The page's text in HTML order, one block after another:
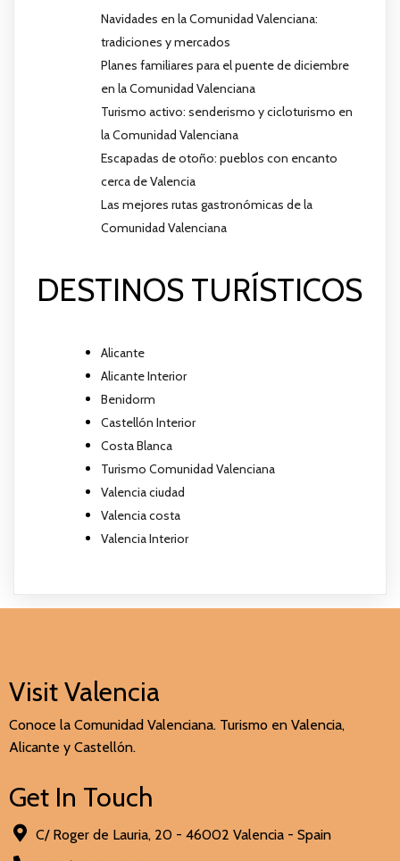
Navidades en la Comunidad Valenciana:
tradiciones y mercados
Planes familiares para el puente de diciembre
en la Comunidad Valenciana
Turismo activo: senderismo y cicloturismo en
la Comunidad Valenciana
Escapadas de otoño: pueblos con encanto
cerca de Valencia
Las mejores rutas gastronómicas de la
Comunidad Valenciana
DESTINOS TURÍSTICOS
Alicante
Alicante Interior
Benidorm
Castellón Interior
Costa Blanca
Turismo Comunidad Valenciana
Valencia ciudad
Valencia costa
Valencia Interior
Visit Valencia
Conoce la Comunidad Valenciana. Turismo en Valencia,
Alicante y Castellón.
Get In Touch
C/ Roger de Lauria, 20 - 46002 Valencia - Spain